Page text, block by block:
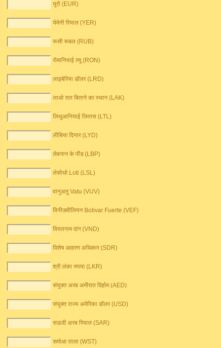
यूरो (EUR)
येमेनी रियाल (YER)
रूसी रूबल (RUB)
रोमानियाई ल्यू (RON)
लाइबेरिया डॉलर (LRD)
लाओ रात बिताने का स्थान (LAK)
लिथुआनियाई लितास (LTL)
लीबिया दिनार (LYD)
लेबनान के पौंड (LBP)
लेसोथो Loti (LSL)
वानुअतु Vatu (VUV)
विनीज़वीलियन Bolivar Fuerte (VEF)
वियतनाम दांग (VND)
विशेष आहरण अधिकार (SDR)
श्री लंका रुपया (LKR)
संयुक्त अरब अमीरात दिर्हाम (AED)
संयुक्त राज्य अमेरिका डॉलर (USD)
सऊदी अरब रियाल (SAR)
समोआ ताला (WST)